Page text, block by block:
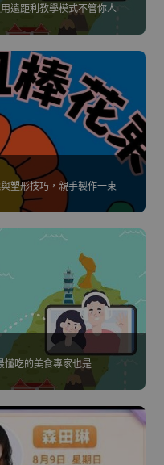
遠距利教學模式不管你人
塑形技巧，親手製作一束
懂吃的美食專家也是